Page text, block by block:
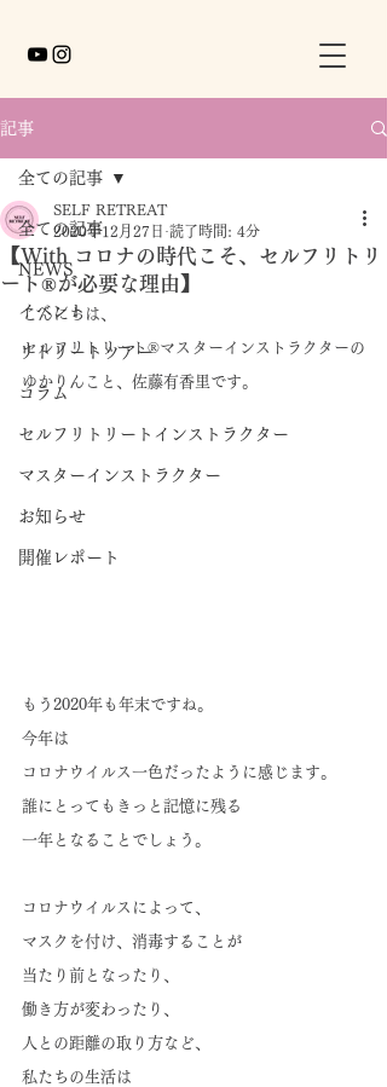
記事
全ての記事
NEWS
イベント
リトリートツアー
コラム
セルフリトリートインストラクター
マスターインストラクター
お知らせ
開催レポート
全ての記事
【With コロナの時代こそ、セルフリトリ
ート®️が必要な理由】
SELF RETREAT
2020年12月27日 読了時間: 4分
こんにちは、
セルフリトリート®マスターインストラクターの
ゆかりんこと、佐藤有香里です。
もう2020年も年末ですね。
今年は
コロナウイルス一色だったように感じます。
誰にとってもきっと記憶に残る
一年となることでしょう。
コロナウイルスによって、
マスクを付け、消毒することが
当たり前となったり、
働き方が変わったり、
人との距離の取り方など、
私たちの生活は